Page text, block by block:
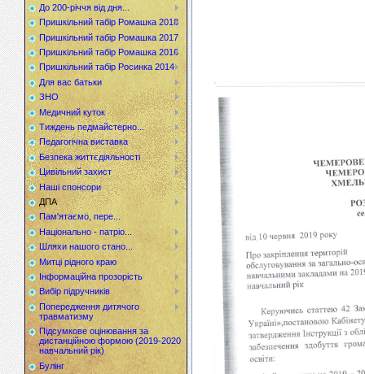
До 200-річчя від дня...
Пришкільний табір Ромашка 2018
Пришкільний табір Ромашка 2017
Пришкільний табір Ромашка 2016
Пришкільний табір Росинка 2014
Для вас батьки
ЗНО
Медичний куток
Тиждень педмайстерно...
Педагогічна виставка
Безпека життєдіяльності
Цивільний захист
Наші спонсори
ДПА
Пам'ятаємо, пере...
Національно - патріо...
Шляхи нашого стано...
Митці рідного краю
Інформаційна прозорість
Вибір підручників
Попередження дитячого
травматизму
Підсумкове оцінювання за
дистанційною формою (2019-2020
навчальний рік)
Булінг